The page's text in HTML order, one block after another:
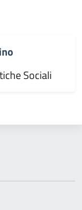
Sociali